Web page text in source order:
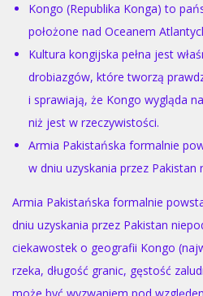
Kongo (Republika Konga) to
położone nad Oceanem
Kultura kongijska pełna jest
drobiazgów, które tworzą
i sprawiają, że Kongo wygląda
niż jest w rzeczywistości.
Armia Pakistańska formalnie
w dniu uzyskania przez Pakistan
Armia Pakistańska formalnie
dniu uzyskania przez Pakistan
ciekawostek o geografii Kongo
rzeka, długość granic, gęstość